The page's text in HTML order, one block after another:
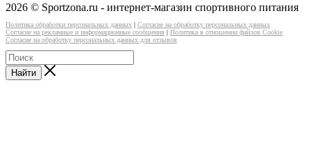
2026 © Sportzona.ru - интернет-магазин спортивного питания
Политика обработки персональных данных | Согласие на обработку персональных данных
Согласие на рекламные и информационные сообщения | Политика в отношении файлов Cookie
Согласие на обработку персональных данных для отзывов
Найти